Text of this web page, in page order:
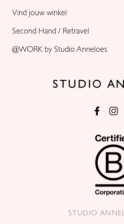
Vind jouw winkel
Second Hand / Retravel
@WORK by Studio Anneloes
STUDIO